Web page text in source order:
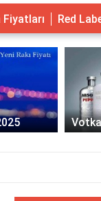
Fiyatları Red